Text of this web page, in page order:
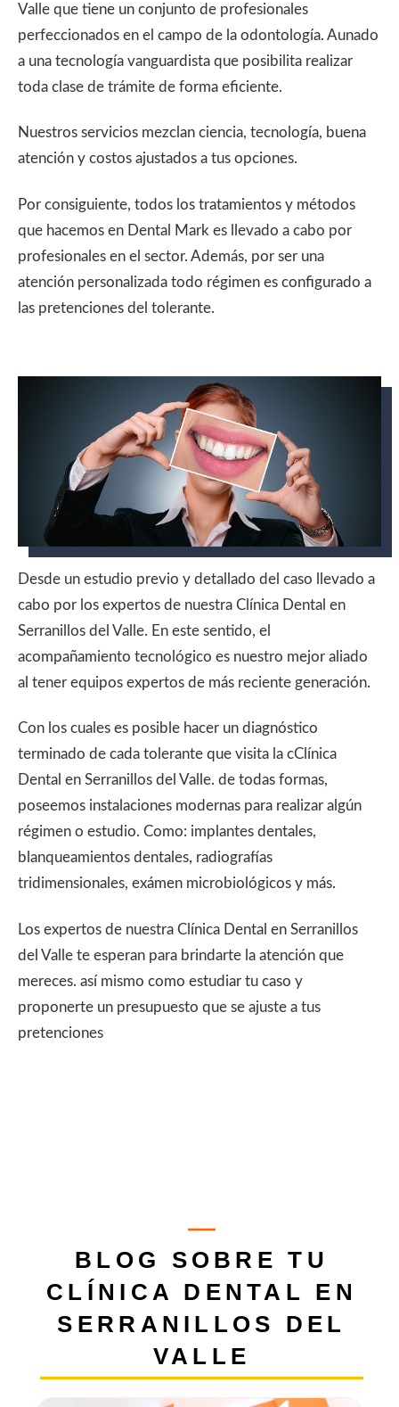
Valle que tiene un conjunto de profesionales
perfeccionados en el campo de la odontología. Aunado
a una tecnología vanguardista que posibilita realizar
toda clase de trámite de forma eficiente.
Nuestros servicios mezclan ciencia, tecnología, buena
atención y costos ajustados a tus opciones.
Por consiguiente, todos los tratamientos y métodos
que hacemos en Dental Mark es llevado a cabo por
profesionales en el sector. Además, por ser una
atención personalizada todo régimen es configurado a
las pretenciones del tolerante.
Desde un estudio previo y detallado del caso llevado a
cabo por los expertos de nuestra Clínica Dental en
Serranillos del Valle. En este sentido, el
acompañamiento tecnológico es nuestro mejor aliado
al tener equipos expertos de más reciente generación.
Con los cuales es posible hacer un diagnóstico
terminado de cada tolerante que visita la cClínica
Dental en Serranillos del Valle. de todas formas,
poseemos instalaciones modernas para realizar algún
régimen o estudio. Como: implantes dentales,
blanqueamientos dentales, radiografías
tridimensionales, exámen microbiológicos y más.
Los expertos de nuestra Clínica Dental en Serranillos
del Valle te esperan para brindarte la atención que
mereces. así mismo como estudiar tu caso y
proponerte un presupuesto que se ajuste a tus
pretenciones
BLOG SOBRE TU
CLÍNICA DENTAL EN
SERRANILLOS DEL
VALLE